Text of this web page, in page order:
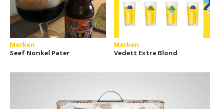
Merken
Seef Nonkel Pater
Merken
Vedett Extra Blond